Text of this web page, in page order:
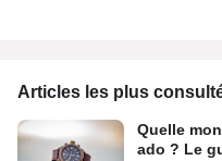
Articles les plus
Quelle
ado ? Le